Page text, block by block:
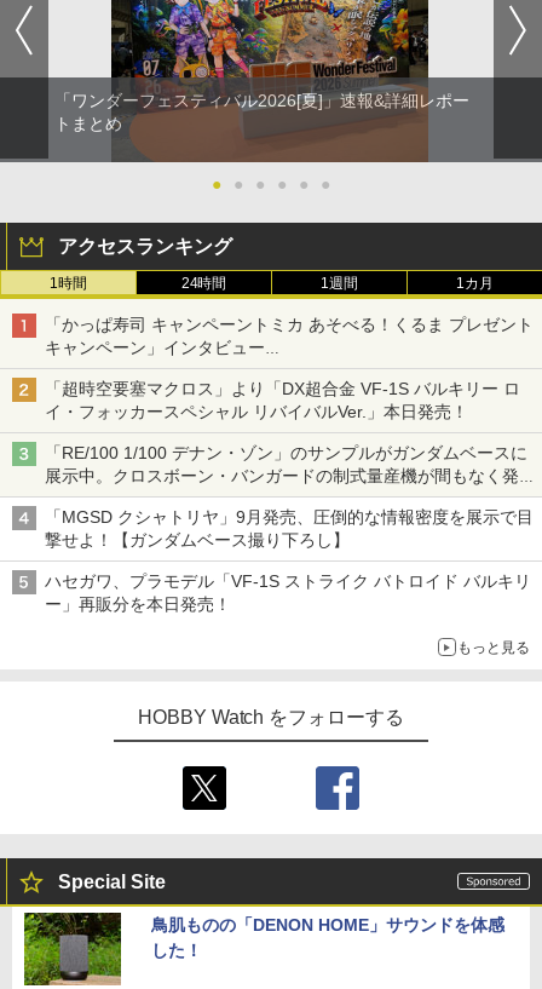
「ワンダーフェスティバル2026[夏]」速報&詳細レポー
トまとめ
● ● ● ● ● ●
アクセスランキング
1時間 24時間 1週間 1カ月
「かっぱ寿司 キャンペーントミカ あそべる！くるま プレゼント
キャンペーン」インタビュー
子どもが楽しめるかっぱ寿司ならではの体験とコラボの楽しさを
追求
「超時空要塞マクロス」より「DX超合金 VF-1S バルキリー ロ
イ・フォッカースペシャル リバイバルVer.」本日発売！
「RE/100 1/100 デナン・ゾン」のサンプルがガンダムベースに
展示中。クロスボーン・バンガードの制式量産機が間もなく発送
【ガンダムベース撮り下ろし】
「MGSD クシャトリヤ」9月発売、圧倒的な情報密度を展示で目
撃せよ！【ガンダムベース撮り下ろし】
ハセガワ、プラモデル「VF-1S ストライク バトロイド バルキリ
ー」再販分を本日発売！
もっと見る
HOBBY Watch をフォローする
Special Site
鳥肌ものの「DENON HOME」サウンドを体感
した！